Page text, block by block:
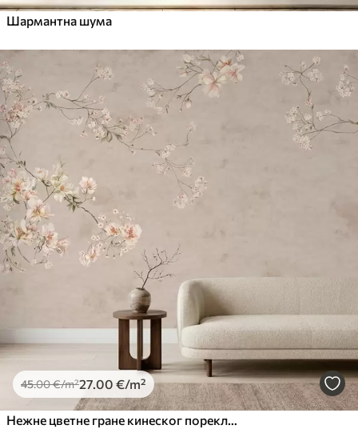
Шармантна шума
45.00€/m²27.00 €/m²
Нежне цветне гране кинеског порекла на светлој позадини